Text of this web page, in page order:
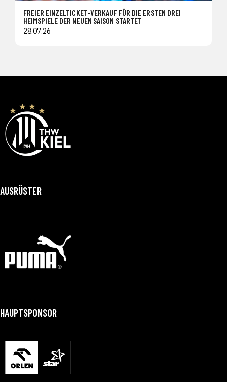
FREIER EINZELTICKET-VERKAUF FÜR DIE ERSTEN DREI
HEIMSPIELE DER NEUEN SAISON STARTET
28.07.26
AUSRÜSTER
HAUPTSPONSOR